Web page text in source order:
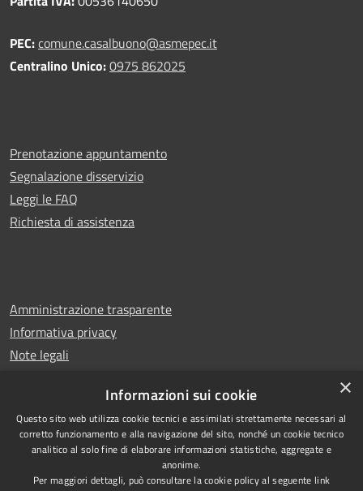
PEC:comune.casalbuono@asmepec.it
Centralino Unico:0975 862025
Prenotazione appuntamento
Segnalazione disservizio
Leggi le FAQ
Richiesta di assistenza
Amministrazione trasparente
Informativa privacy
Note legali
RSS
Accessibilità
Copyright © 2026 • Comune di
Casalbuono • Powered by
×
Informazioni sui cookie
Questo sito web utilizza cookie tecnici e assimilati strettamente necessari al
corretto funzionamento e alla navigazione del sito, nonché un cookie tecnico
analitico al solo fine di elaborare informazioni statistiche, aggregate e
anonime.
Per maggiori dettagli, può consultare la cookie policy al seguente link